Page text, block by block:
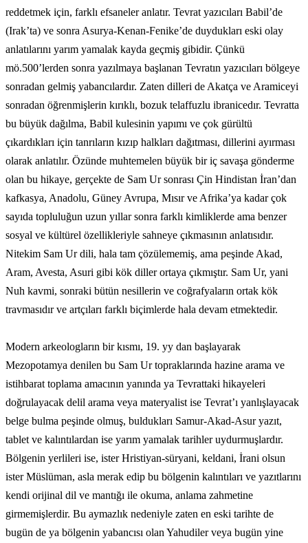
reddetmek için, farklı efsaneler anlatır. Tevrat yazıcıları Babil’de
(Irak’ta) ve sonra Asurya-Kenan-Fenike’de duydukları eski olay
anlatılarını yarım yamalak kayda geçmiş gibidir. Çünkü
mö.500’lerden sonra yazılmaya başlanan Tevratın yazıcıları bölgeye
sonradan gelmiş yabancılardır. Zaten dilleri de Akatça ve Aramiceyi
sonradan öğrenmişlerin kırıklı, bozuk telaffuzlu ibranicedır. Tevratta
bu büyük dağılma, Babil kulesinin yapımı ve çok gürültü
çıkardıkları için tanrıların kızıp halkları dağıtması, dillerini ayırması
olarak anlatılır. Özünde muhtemelen büyük bir iç savaşa gönderme
olan bu hikaye, gerçekte de Sam Ur sonrası Çin Hindistan İran’dan
kafkasya, Anadolu, Güney Avrupa, Mısır ve Afrika’ya kadar çok
sayıda topluluğun uzun yıllar sonra farklı kimliklerde ama benzer
sosyal ve kültürel özellikleriyle sahneye çıkmasının anlatısıdır.
Nitekim Sam Ur dili, hala tam çözülememiş, ama peşinde Akad,
Aram, Avesta, Asuri gibi kök diller ortaya çıkmıştır. Sam Ur, yani
Nuh kavmi, sonraki bütün nesillerin ve coğrafyaların ortak kök
travmasıdır ve artçıları farklı biçimlerde hala devam etmektedir.
Modern arkeologların bir kısmı, 19. yy dan başlayarak
Mezopotamya denilen bu Sam Ur topraklarında hazine arama ve
istihbarat toplama amacının yanında ya Tevrattaki hikayeleri
doğrulayacak delil arama veya materyalist ise Tevrat’ı yanlışlayacak
belge bulma peşinde olmuş, buldukları Samur-Akad-Asur yazıt,
tablet ve kalıntılardan ise yarım yamalak tarihler uydurmuşlardır.
Bölgenin yerlileri ise, ister Hristiyan-süryani, keldani, İrani olsun
ister Müslüman, asla merak edip bu bölgenin kalıntıları ve yazıtlarını
kendi orijinal dil ve mantığı ile okuma, anlama zahmetine
girmemişlerdir. Bu aymazlık nedeniyle zaten en eski tarihte de
bugün de ya bölgenin yabancısı olan Yahudiler veya bugün yine